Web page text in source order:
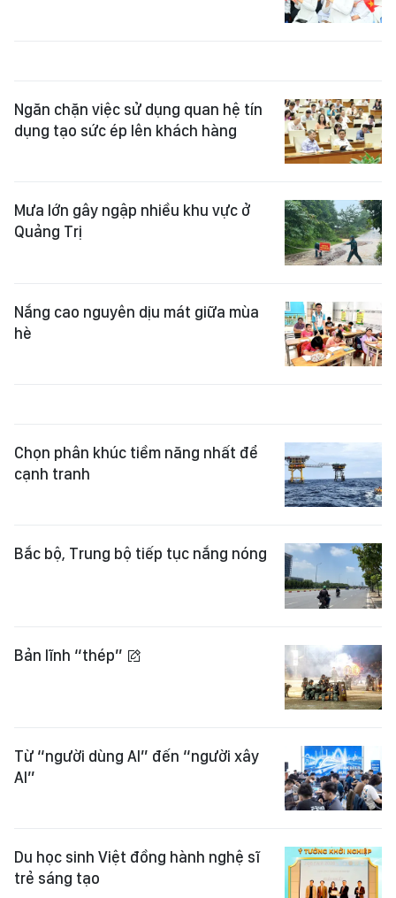
Ngăn chặn việc sử dụng quan hệ tín
dụng tạo sức ép lên khách hàng
Mưa lớn gây ngập nhiều khu vực ở
Quảng Trị
Nắng cao nguyên dịu mát giữa mùa
hè
Chọn phân khúc tiềm năng nhất để
cạnh tranh
Bắc bộ, Trung bộ tiếp tục nắng nóng
Bản lĩnh “thép”
Từ “người dùng AI” đến “người xây
AI”
Du học sinh Việt đồng hành nghệ sĩ
trẻ sáng tạo